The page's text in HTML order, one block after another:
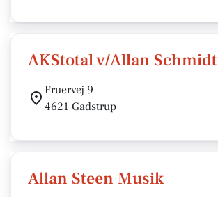
AKStotal v/Allan Schmidt
Fruervej 9
4621 Gadstrup
Allan Steen Musik